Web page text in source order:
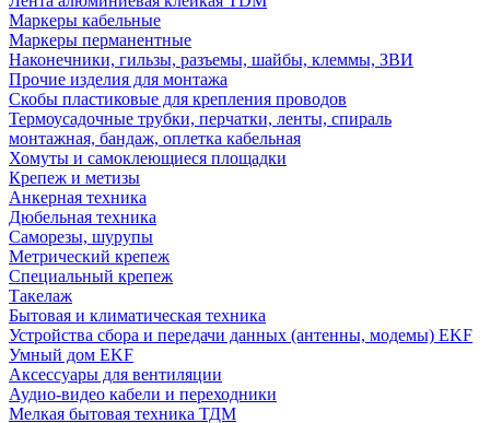
Маркеры кабельные
Маркеры перманентные
Наконечники, гильзы, разъемы, шайбы, клеммы, ЗВИ
Прочие изделия для монтажа
Скобы пластиковые для крепления проводов
Термоусадочные трубки, перчатки, ленты, спираль
монтажная, бандаж, оплетка кабельная
Хомуты и самоклеющиеся площадки
Крепеж и метизы
Анкерная техника
Дюбельная техника
Саморезы, шурупы
Метрический крепеж
Специальный крепеж
Такелаж
Бытовая и климатическая техника
Устройства сбора и передачи данных (антенны, модемы) EKF
Умный дом EKF
Аксессуары для вентиляции
Аудио-видео кабели и переходники
Мелкая бытовая техника ТДМ